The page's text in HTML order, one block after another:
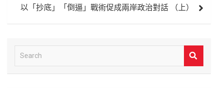
以「抄底」「倒逼」戰術促成兩岸政治對話 （上）
e